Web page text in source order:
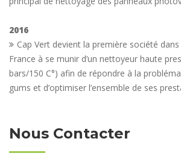
2016
Cap Vert devient la première société dans
France à se munir d’un nettoyeur haute
bars/150 C°) afin de répondre à la
gums et d’optimiser l’ensemble de ses
Nous Contacter